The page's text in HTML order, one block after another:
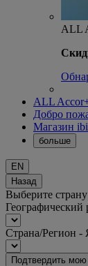
ALL
ALL
Добро
Магазин
больше
EN
Назад
Выберите
Географический
Страна/Регион -
Подтвердить мою